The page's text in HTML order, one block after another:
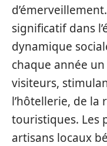
significatif dans
dynamique
chaque année
visiteurs,
l’hôtellerie, de la
touristiques. Les
artisans locaux